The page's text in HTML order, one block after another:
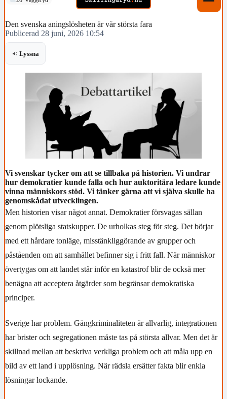
Den svenska aningslösheten är vår största fara
Publicerad 28 juni, 2026 10:54
Lyssna
Vi svenskar tycker om att se tillbaka på historien. Vi undrar
hur demokratier kunde falla och hur auktoritära ledare kunde
vinna människors stöd. Vi tänker gärna att vi själva skulle ha
genomskådat utvecklingen.
Men historien visar något annat. Demokratier försvagas sällan
genom plötsliga statskupper. De urholkas steg för steg. Det börjar
med ett hårdare tonläge, misstänkliggörande av grupper och
påståenden om att samhället befinner sig i fritt fall. När människor
övertygas om att landet står inför en katastrof blir de också mer
benägna att acceptera åtgärder som begränsar demokratiska
principer.
Sverige har problem. Gängkriminaliteten är allvarlig, integrationen
har brister och segregationen måste tas på största allvar. Men det är
skillnad mellan att beskriva verkliga problem och att måla upp en
bild av ett land i upplösning. När rädsla ersätter fakta blir enkla
lösningar lockande.